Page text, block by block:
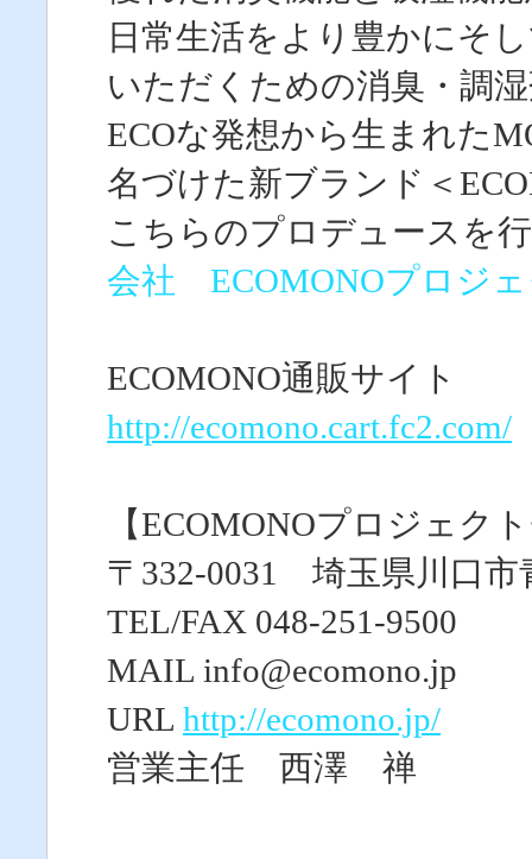
日常生活をより豊かにそ
いただくための消臭・調
ECOな発想から生まれた
名づけた新ブランド＜
こちらのプロデュースを
会社 ECOMONOプロジ
ECOMONO通販サイト
http://ecomono.cart.fc2.com/
【ECOMONOプロジェク
〒332-0031 埼玉県川口市
TEL/FAX 048-251-9500
MAIL info@ecomono.jp
URL http://ecomono.jp/
営業主任 西澤 禅